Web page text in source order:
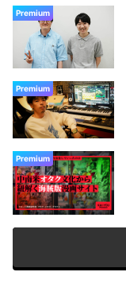
Premium
Premium
Premium